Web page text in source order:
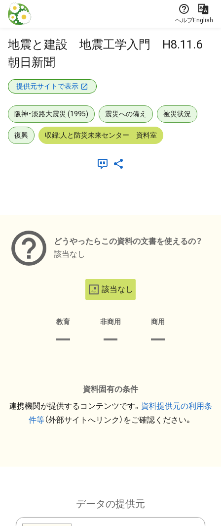
本文に飛ぶ
ヘルプEnglish
地震と建設 地震工学入門 H8.11.6
朝日新聞
提供元サイトで表示
阪神・淡路大震災 (1995) 震災への備え 被災状況
復興 収録:人と防災未来センター 資料室
どうやったらこの資料の文書を使えるの？
該当なし
該当なし
教育 非商用 商用
資料固有の条件
連携機関が提供するコンテンツです。 資料提供元の利用条
件等（外部サイトへリンク）をご確認ください。
データの提供元